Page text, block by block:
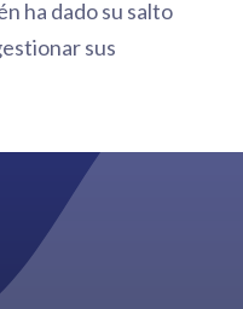
ha dado su salto
sus